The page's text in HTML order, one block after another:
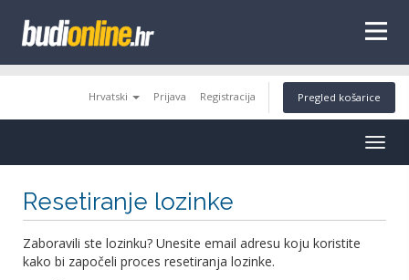
Hrvatski Prijava Registracija Pregled košarice
Resetiranje lozinke
Zaboravili ste lozinku? Unesite email adresu koju koristite
kako bi započeli proces resetiranja lozinke.